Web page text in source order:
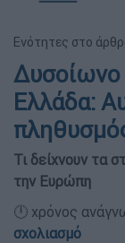
Ενότητες στο
Δυσοίωνο
Ελλάδα:
Τι δείχνουν τα
την Ευρώπη
🕛 χρόνος
σχολιασμό